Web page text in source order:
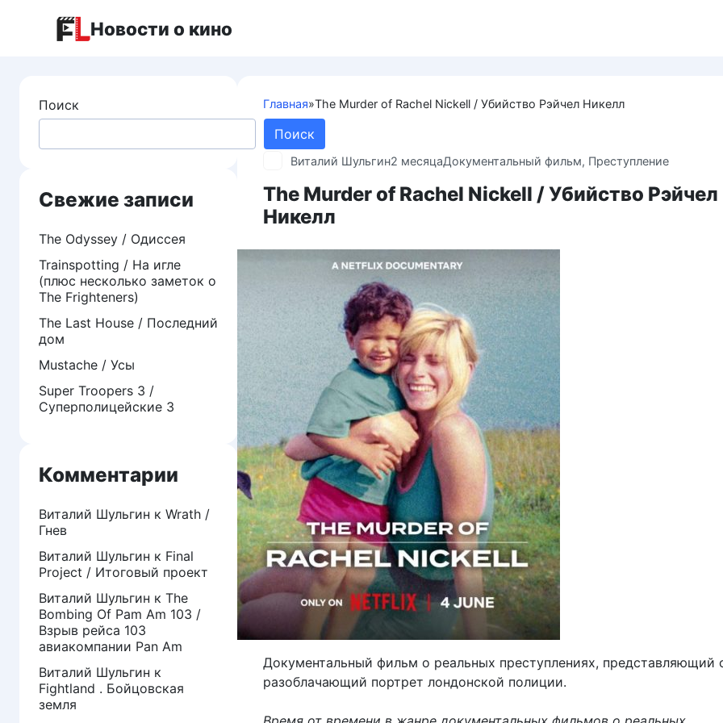
Новости о кино
Главная»The Murder of Rachel Nickell / Убийство Рэйчел Никелл
Виталий Шульгин2 месяцаДокументальный фильм, Преступление
The Murder of Rachel Nickell / Убийство Рэйчел
Никелл
Документальный фильм о реальных преступлениях, представляющий
разоблачающий портрет лондонской полиции.
Поиск
Поиск
Свежие записи
The Odyssey / Одиссея
Trainspotting / На игле
(плюс несколько заметок о
The Frighteners)
The Last House / Последний
дом
Mustache / Усы
Super Troopers 3 /
Суперполицейские 3
Комментарии
Виталий Шульгин к Wrath /
Гнев
Виталий Шульгин к Final
Project / Итоговый проект
Виталий Шульгин к The
Bombing Of Pam Am 103 /
Взрыв рейса 103
авиакомпании Pan Am
Виталий Шульгин к
Fightland . Бойцовская
земля